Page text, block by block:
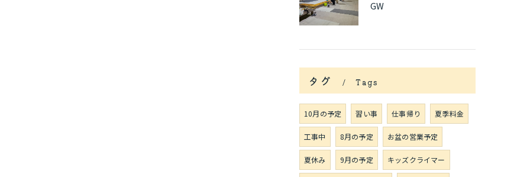
GW
タグ Tags
10月の予定 習い事 仕事帰り 夏季料金
工事中 8月の予定 お盆の営業予定
夏休み 9月の予定 キッズクライマー